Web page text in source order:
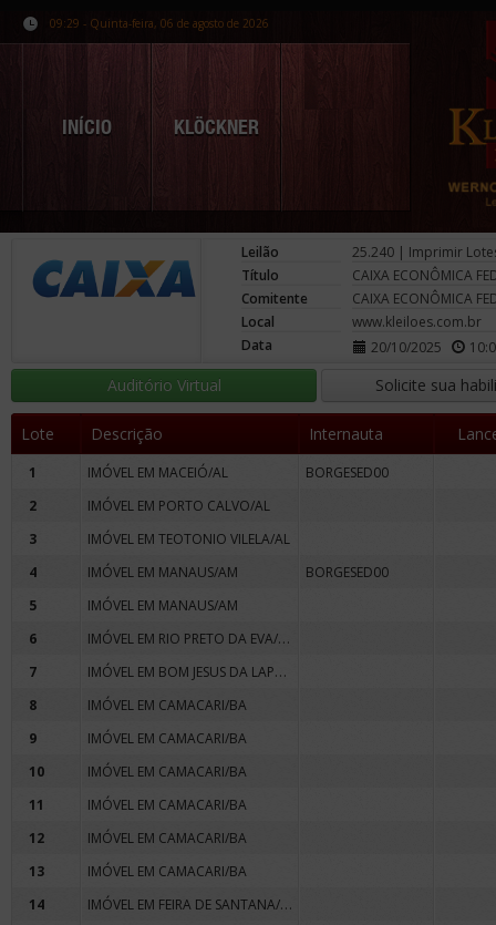
09:29 - Quinta-feira, 06 de agosto de 2026
INÍCIO KLÖCKNER
Leilão 25.240 | Imprimir
Título
CAIXA ECONÔMICA
Comitente
CAIXA ECONÔMICA
Local
www.kleiloes.com.br
Data
20/10/2025
Auditório Virtual Solicite sua
Lote Descrição Internauta
1 IMÓVEL EM MACEIÓ/AL
BORGESED00
2
IMÓVEL EM PORTO CALVO/AL
3
IMÓVEL EM TEOTONIO VILELA/AL
4
IMÓVEL EM MANAUS/AM
BORGESED00
5
IMÓVEL EM MANAUS/AM
6
IMÓVEL EM RIO PRETO DA EVA/AM
7 IMÓVEL EM BOM JESUS DA LAPA/BA
8
IMÓVEL EM CAMACARI/BA
9
IMÓVEL EM CAMACARI/BA
10
IMÓVEL EM CAMACARI/BA
11
IMÓVEL EM CAMACARI/BA
12
IMÓVEL EM CAMACARI/BA
13
IMÓVEL EM CAMACARI/BA
14
IMÓVEL EM FEIRA DE SANTANA/BA